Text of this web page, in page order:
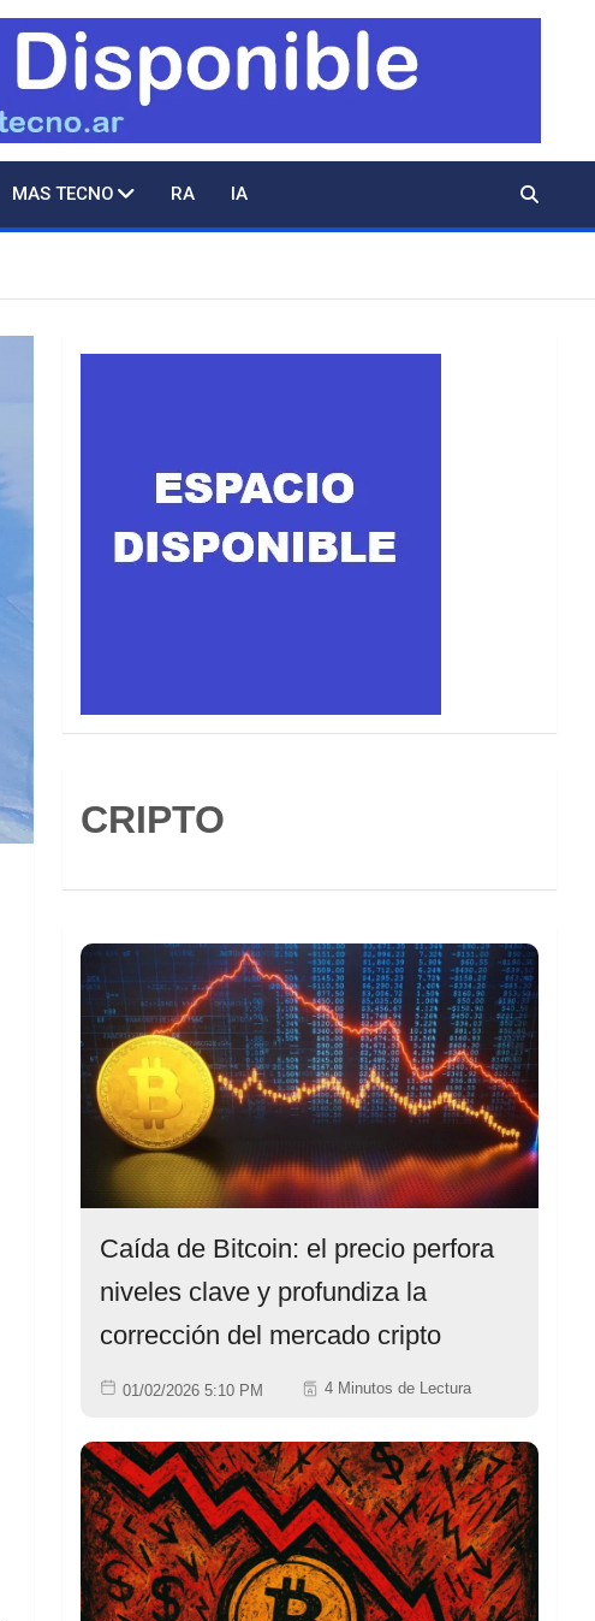
MAS TECNO RA IA
CRIPTO
Caída de Bitcoin: el precio perfora
niveles clave y profundiza la
corrección del mercado cripto
01/02/2026 5:10 PM 4 Minutos de Lectura